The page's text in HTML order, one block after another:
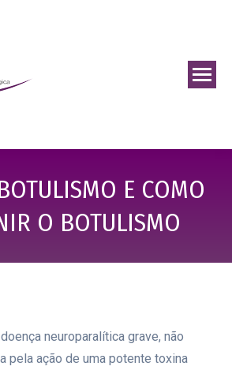
E COMO
O BOTULISMO
neuroparalítica grave, não
pela ação de uma potente toxina